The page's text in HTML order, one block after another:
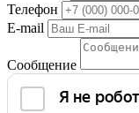
Телефон
E-mail
Сообщение